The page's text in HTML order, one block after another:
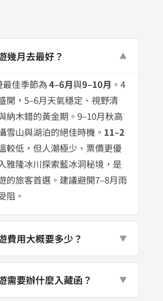
幾月去最好？ ▼
佳季節為4–6月與9–10月 。4
開，5–6月天氣穩定、視野清
納木錯的黃金期。9–10月秋高
雪山與湖泊的絕佳時機。 11–2
較低，但人潮極少、票價更優
雅隆冰川探索藍冰洞秘境，是
的旅客首選。建議避開7–8月雨
阻。
費用大概要多少？ ▼
需要辦什麼入藏函？ ▼